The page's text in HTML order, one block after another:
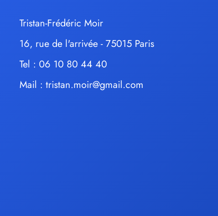
Tristan-Frédéric Moir
16, rue de l'arrivée - 75015 Paris
Tel : 06 10 80 44 40
Mail : tristan.moir@gmail.com